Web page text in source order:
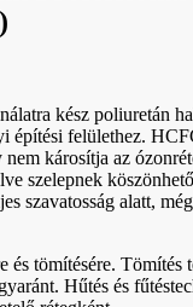
kész poliuretán
építési felülethez.
nem károsítja az
szelepnek
szavatosság alatt,
és tömítésére. Tömítés
Hűtés és